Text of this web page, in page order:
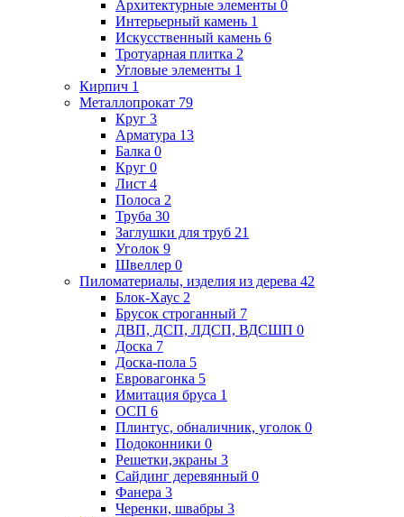
Архитектурные элементы 0
Интерьерный камень 1
Искусственный камень 6
Тротуарная плитка 2
Угловые элементы 1
Кирпич 1
Металлопрокат 79
Круг 3
Арматура 13
Балка 0
Круг 0
Лист 4
Полоса 2
Труба 30
Заглушки для труб 21
Уголок 9
Швеллер 0
Пиломатериалы, изделия из дерева 42
Блок-Хаус 2
Брусок строганный 7
ДВП, ДСП, ЛДСП, ВДСШП 0
Доска 7
Доска-пола 5
Евровагонка 5
Имитация бруса 1
ОСП 6
Плинтус, обналичник, уголок 0
Подоконники 0
Решетки,экраны 3
Сайдинг деревянный 0
Фанера 3
Черенки, швабры 3